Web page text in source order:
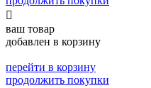

ваш товар
добавлен в корзину
перейти в корзину
продолжить покупки